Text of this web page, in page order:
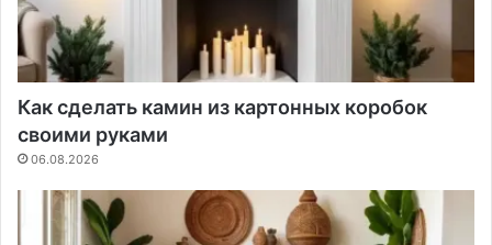
Как сделать камин из картонных коробок
своими руками
06.08.2026